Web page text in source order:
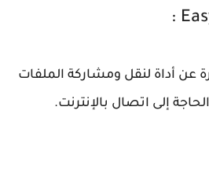
عن أداة لنقل ومشاركة الملفات
إلى اتصال بالإنترنت.